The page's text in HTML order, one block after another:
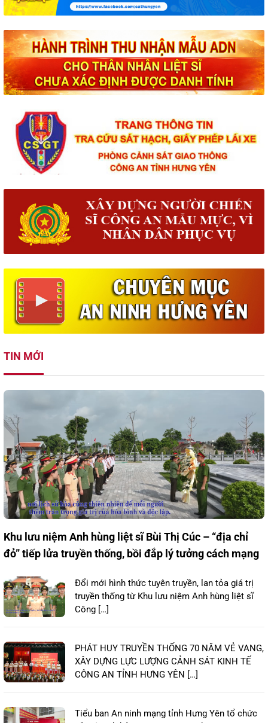
TIN MỚI
Khu lưu niệm Anh hùng liệt sĩ Bùi Thị Cúc – “địa chỉ
đỏ” tiếp lửa truyền thống, bồi đắp lý tưởng cách mạng
Đổi mới hình thức tuyên truyền, lan tỏa giá trị
truyền thống từ Khu lưu niệm Anh hùng liệt sĩ
Công […]
PHÁT HUY TRUYỀN THỐNG 70 NĂM VẺ VANG,
XÂY DỰNG LỰC LƯỢNG CẢNH SÁT KINH TẾ
CÔNG AN TỈNH HƯNG YÊN […]
Tiểu ban An ninh mạng tỉnh Hưng Yên tổ chức